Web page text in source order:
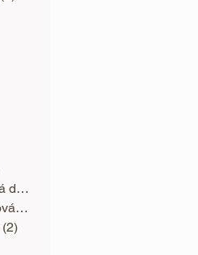
Lepek a bezlepková dieta
První pomoc pro nováčky
(2)